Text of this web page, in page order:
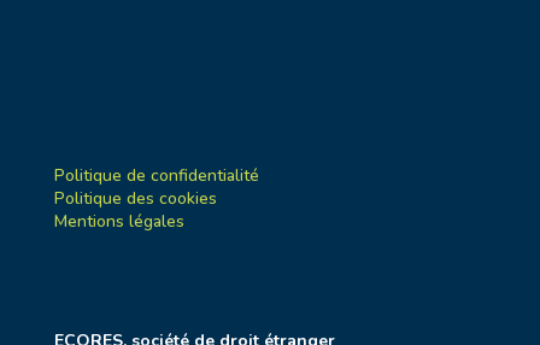
Politique de confidentialité
Politique des cookies
Mentions légales